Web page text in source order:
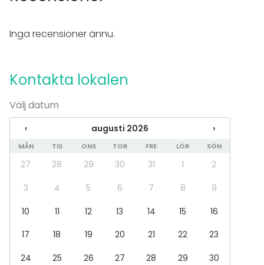
Evenemang
Spa / relax / bastu
Möte
Konferens
Mässa / Utställning
Föreställning / show
Rekreation
Upplevelse / aktivitet
Bankettsal
Mötesrum
Inga recensioner ännu.
Kontakta lokalen
Välj datum
‹ augusti 2026 ›
MÅN TIS ONS TOR FRE LÖR SÖN
27 28 29 30 31 1
2
3
4 5 6 7 8
9
10
11 12 13 14 15
16
17
18 19 20 21 22
23
24
25 26 27 28 29
30